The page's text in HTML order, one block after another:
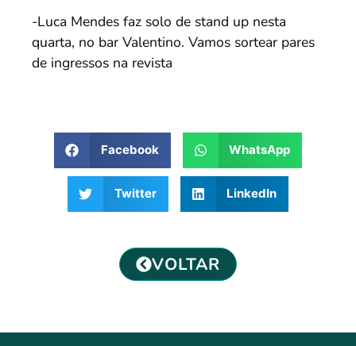
-Luca Mendes faz solo de stand up nesta
quarta, no bar Valentino. Vamos sortear pares
de ingressos na revista
Facebook WhatsApp
Twitter LinkedIn
VOLTAR